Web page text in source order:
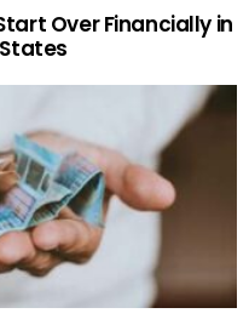
Over Financially in